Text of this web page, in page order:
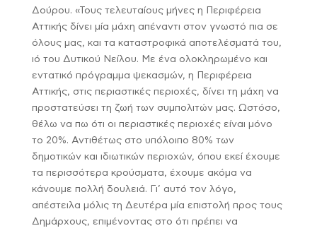
Δούρου. «Τους τελευταίους μήνες η Περιφέρεια
Αττικής δίνει μία μάχη απέναντι στον γνωστό πια σε
όλους μας, και τα καταστροφικά αποτελέσματά του,
ιό του Δυτικού Νείλου. Με ένα ολοκληρωμένο και
εντατικό πρόγραμμα ψεκασμών, η Περιφέρεια
Αττικής, στις περιαστικές περιοχές, δίνει τη μάχη να
προστατεύσει τη ζωή των συμπολιτών μας. Ωστόσο,
θέλω να πω ότι οι περιαστικές περιοχές είναι μόνο
το 20%. Αντιθέτως στο υπόλοιπο 80% των
δημοτικών και ιδιωτικών περιοχών, όπου εκεί έχουμε
τα περισσότερα κρούσματα, έχουμε ακόμα να
κάνουμε πολλή δουλειά. Γι’ αυτό τον λόγο,
απέστειλα μόλις τη Δευτέρα μία επιστολή προς τους
Δημάρχους, επιμένοντας στο ότι πρέπει να